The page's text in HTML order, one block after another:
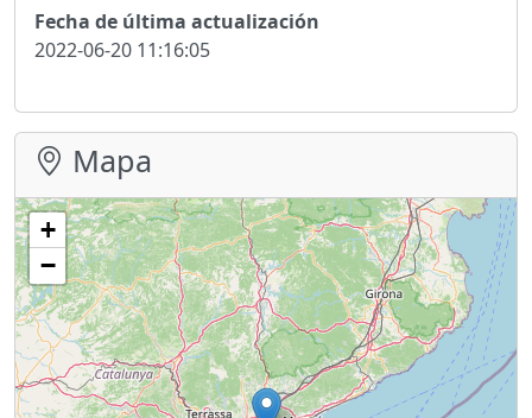
Fecha de última actualización
2022-06-20 11:16:05
Mapa
+
−